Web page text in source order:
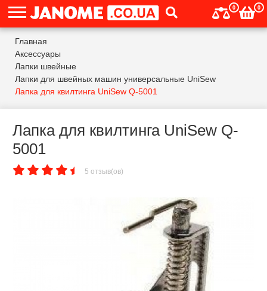
0 0
Главная
Аксессуары
Лапки швейные
Лапки для швейных машин универсальные UniSew
Лапка для квилтинга UniSew Q-5001
Лапка для квилтинга UniSew Q-
5001
5 отзыв(ов)